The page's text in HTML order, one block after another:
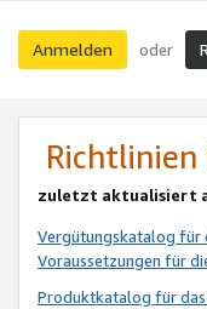
Anmelden oder
zuletzt aktualisiert
Vergütungskatalog für
Voraussetzungen für
Produktkatalog für